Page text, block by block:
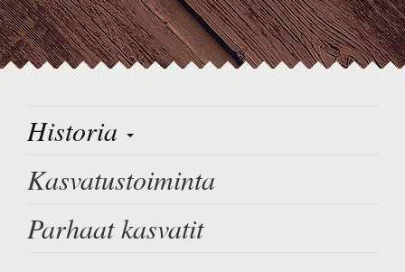
Historia
Kasvatustoiminta
Parhaat kasvatit